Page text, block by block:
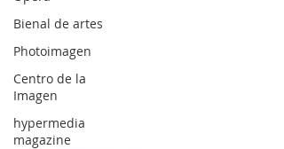
Bienal de artes
Photoimagen
Centro de la
Imagen
hypermedia
magazine